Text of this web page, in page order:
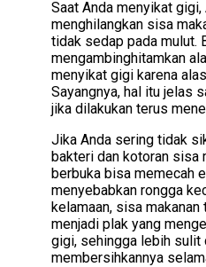
Saat Anda menyikat gigi,
menghilangkan sisa
tidak sedap pada mulut.
mengambinghitamkan
menyikat gigi karena
Sayangnya, hal itu jelas
jika dilakukan terus
Jika Anda sering tidak
bakteri dan kotoran sisa
berbuka bisa memecah
menyebabkan rongga
kelamaan, sisa
menjadi plak yang
gigi, sehingga lebih sulit
membersihkannya